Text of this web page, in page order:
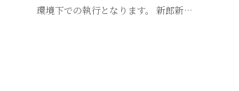
環境下での執行となります。 新郎新…